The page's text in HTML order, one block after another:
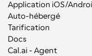
Application iOS/
Auto-hébergé
Tarification
Docs
Cal.ai - Agent